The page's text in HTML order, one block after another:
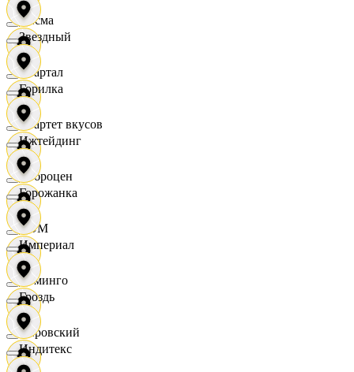
Дисма
Квартал
Квартет вкусов
Доброцен
ДОМ
Доминго
Кировский
Звездный
Горилка
Ижтейдинг
Горожанка
Империал
Гроздь
Индитекс